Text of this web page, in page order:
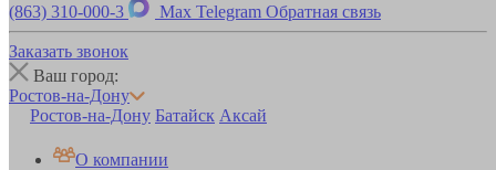
(863) 310-000-3 Max Telegram Обратная связь
Заказать звонок
Ваш город:
Ростов-на-Дону
Ростов-на-Дону Батайск Аксай
О компании